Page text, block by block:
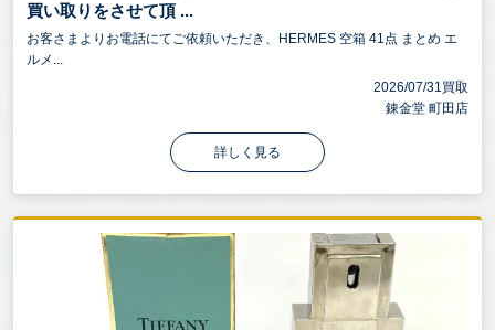
買い取りをさせて頂 ...
お客さまよりお電話にてご依頼いただき、HERMES 空箱 41点 まとめ エ
ルメ...
2026/07/31買取
錬金堂 町田店
詳しく見る